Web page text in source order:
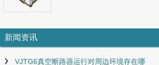
新闻资讯
VJTG6真空断路器运行对周边环境存在哪